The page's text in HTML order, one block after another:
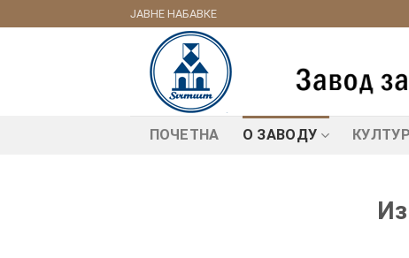
to
ЈАВНЕ НАБАВКЕ
ПОЧЕТНА О ЗАВОДУ